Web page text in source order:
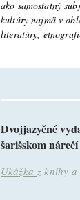
Dvojjazyčné
šarišskom
Ukážkaz knihy a
ako samostatný
kultúry najmä v
literatúry,